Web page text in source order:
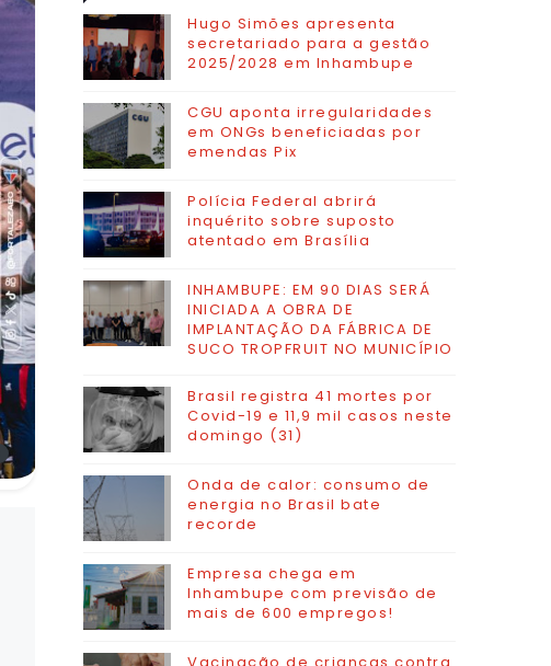
MAIS
VISITADAS
Hugo Simões apresenta
secretariado para a gestão
2025/2028 em Inhambupe
CGU aponta irregularidades
em ONGs beneficiadas por
emendas Pix
Polícia Federal abrirá
inquérito sobre suposto
atentado em Brasília
INHAMBUPE: EM 90 DIAS SERÁ
INICIADA A OBRA DE
IMPLANTAÇÃO DA FÁBRICA DE
SUCO TROPFRUIT NO MUNICÍPIO
Brasil registra 41 mortes por
Covid-19 e 11,9 mil casos neste
domingo (31)
Onda de calor: consumo de
energia no Brasil bate
recorde
Empresa chega em
Inhambupe com previsão de
mais de 600 empregos!